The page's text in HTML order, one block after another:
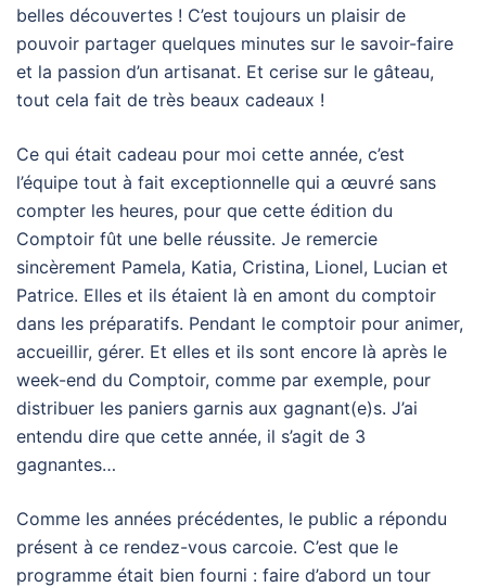
belles découvertes ! C’est toujours un plaisir de
pouvoir partager quelques minutes sur le savoir-faire
et la passion d’un artisanat. Et cerise sur le gâteau,
tout cela fait de très beaux cadeaux !
Ce qui était cadeau pour moi cette année, c’est
l’équipe tout à fait exceptionnelle qui a œuvré sans
compter les heures, pour que cette édition du
Comptoir fût une belle réussite. Je remercie
sincèrement Pamela, Katia, Cristina, Lionel, Lucian et
Patrice. Elles et ils étaient là en amont du comptoir
dans les préparatifs. Pendant le comptoir pour animer,
accueillir, gérer. Et elles et ils sont encore là après le
week-end du Comptoir, comme par exemple, pour
distribuer les paniers garnis aux gagnant(e)s. J’ai
entendu dire que cette année, il s’agit de 3
gagnantes…
Comme les années précédentes, le public a répondu
présent à ce rendez-vous carcoie. C’est que le
programme était bien fourni : faire d’abord un tour